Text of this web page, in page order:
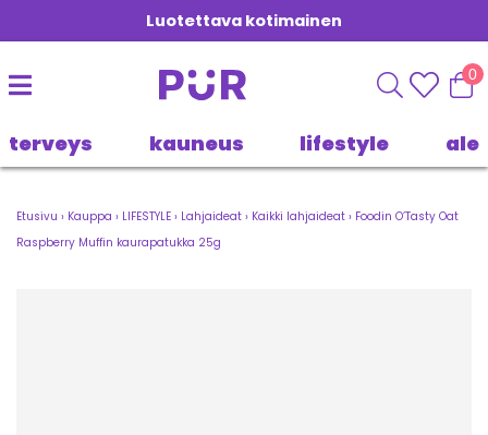
Luotettava kotimainen
0
terveys kauneus lifestyle ale
Etusivu › Kauppa › LIFESTYLE › Lahjaideat › Kaikki lahjaideat › Foodin O’Tasty Oat
Raspberry Muffin kaurapatukka 25g